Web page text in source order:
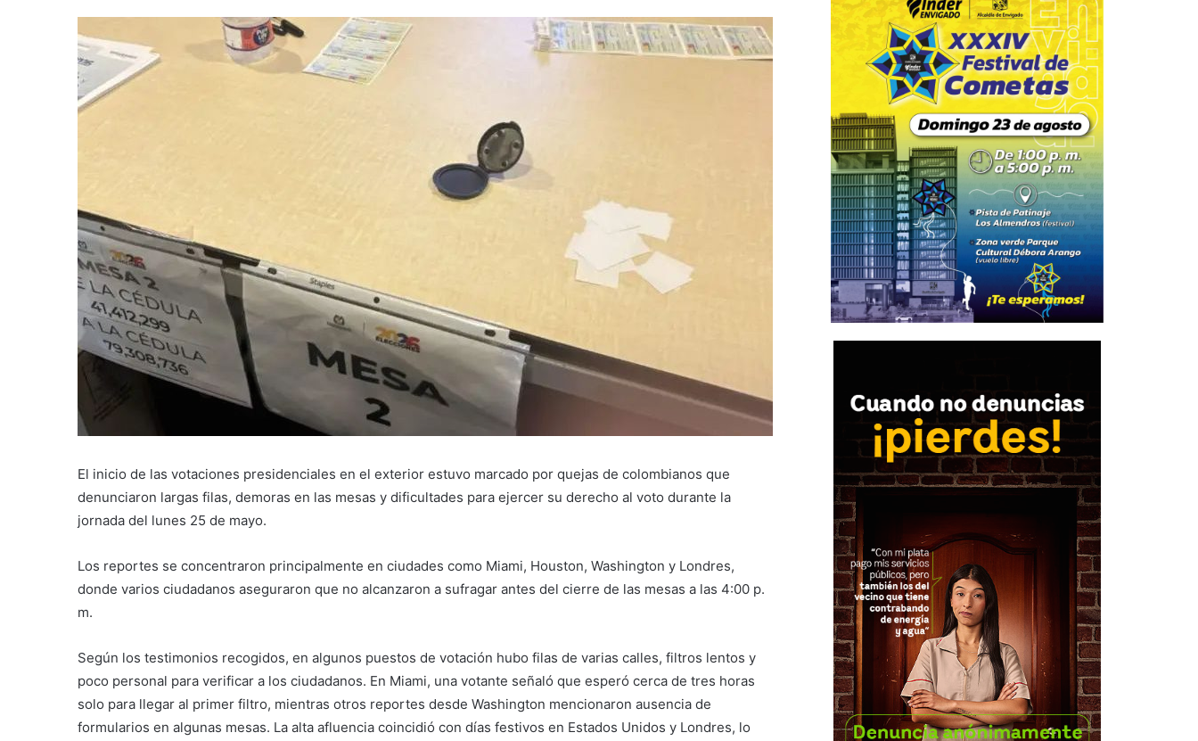
El inicio de las votaciones presidenciales en el exterior estuvo marcado por quejas de colombianos que
denunciaron largas filas, demoras en las mesas y dificultades para ejercer su derecho al voto durante la
jornada del lunes 25 de mayo.
Los reportes se concentraron principalmente en ciudades como Miami, Houston, Washington y Londres,
donde varios ciudadanos aseguraron que no alcanzaron a sufragar antes del cierre de las mesas a las 4:00 p.
m.
Según los testimonios recogidos, en algunos puestos de votación hubo filas de varias calles, filtros lentos y
poco personal para verificar a los ciudadanos. En Miami, una votante señaló que esperó cerca de tres horas
solo para llegar al primer filtro, mientras otros reportes desde Washington mencionaron ausencia de
formularios en algunas mesas. La alta afluencia coincidió con días festivos en Estados Unidos y Londres, lo